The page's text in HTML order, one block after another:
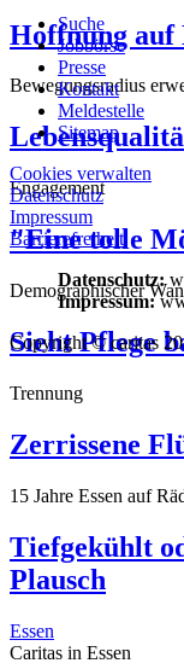
Hoffnung auf
Bewegungsradius
Engagement
"Eine tolle
Demographischer
Sieht Pflege
Trennung
Zerrissene
15 Jahre Essen auf
Tiefgekühlt
Plausch
Essen
Caritas in Essen
Suche
Jobbörse
Presse
Kontakt
Meldestelle
Sitemap
Cookies verwalten
Datenschutz
Impressum
Barrierefreiheit
Datenschutz:
Impressum:
Copyright © caritas